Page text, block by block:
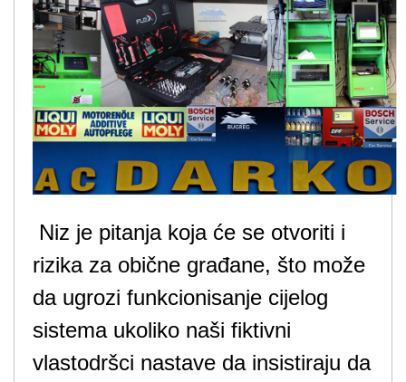
Niz je pitanja koja će se otvoriti i
rizika za obične građane, što može
da ugrozi funkcionisanje cijelog
sistema ukoliko naši fiktivni
vlastodršci nastave da insistiraju da